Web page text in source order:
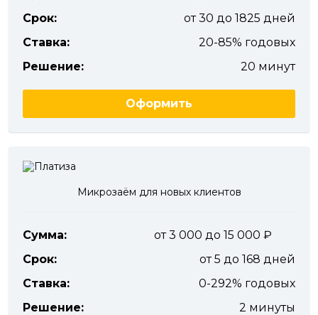
Срок:
от 30 до 1825 дней
Ставка:
20-85% годовых
Решение:
20 минут
Оформить
Микрозаём для новых клиентов
Сумма:
от 3 000 до 15 000
Срок:
от 5 до 168 дней
Ставка:
0-292% годовых
Решение:
2 минуты